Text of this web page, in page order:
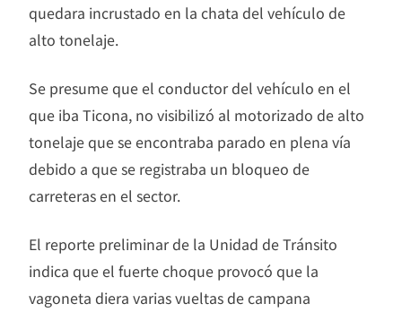
quedara incrustado en la chata del vehículo de
alto tonelaje.
Se presume que el conductor del vehículo en el
que iba Ticona, no visibilizó al motorizado de alto
tonelaje que se encontraba parado en plena vía
debido a que se registraba un bloqueo de
carreteras en el sector.
El reporte preliminar de la Unidad de Tránsito
indica que el fuerte choque provocó que la
vagoneta diera varias vueltas de campana